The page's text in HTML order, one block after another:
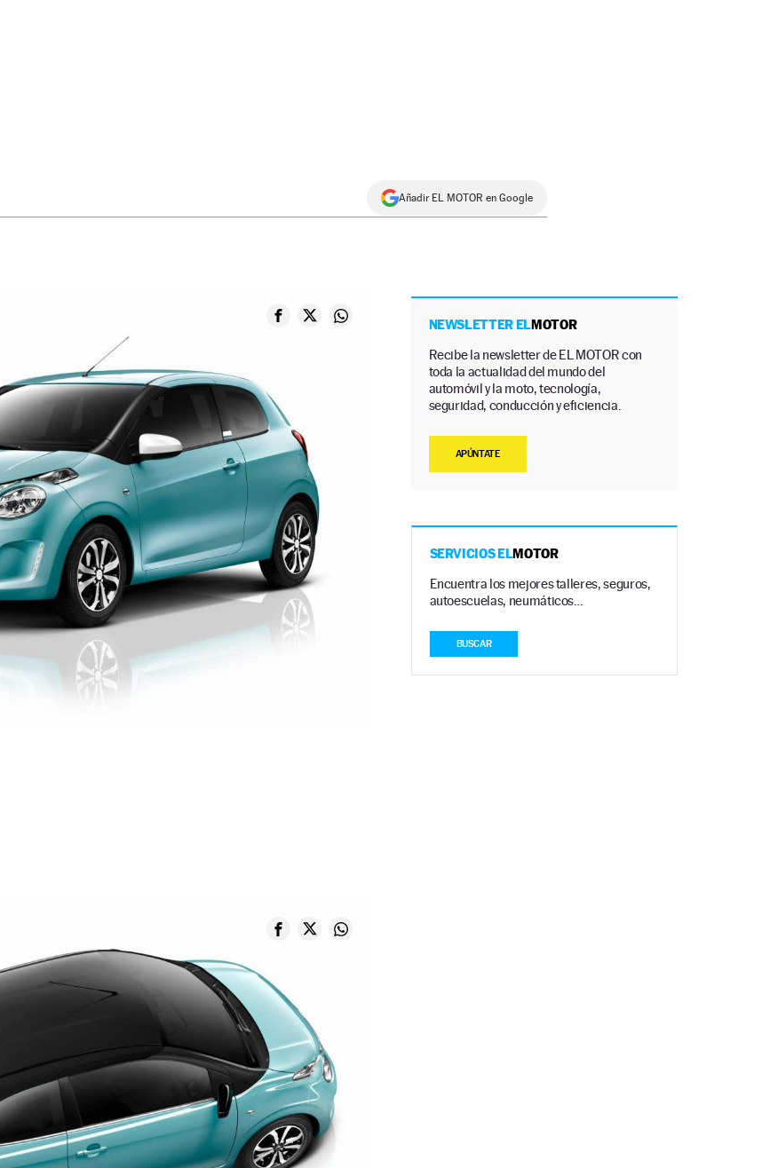
Añadir EL MOTOR en Google
NEWSLETTER ELMOTOR
Recibe la newsletter de EL MOTOR con
toda la actualidad del mundo del
automóvil y la moto, tecnología,
seguridad, conducción y eficiencia.
APÚNTATE
SERVICIOS ELMOTOR
Encuentra los mejores talleres, seguros,
autoescuelas, neumáticos…
BUSCAR